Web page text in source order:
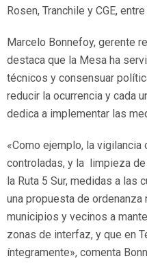
Rosen, Tranchile y CGE,
Marcelo Bonnefoy, gerente
destaca que la Mesa ha
técnicos y consensuar
reducir la ocurrencia y cada
dedica a implementar las
«Como ejemplo, la vigilancia
controladas, y la limpieza
la Ruta 5 Sur, medidas a las
una propuesta de
municipios y vecinos a
zonas de interfaz, y que en
íntegramente», comenta